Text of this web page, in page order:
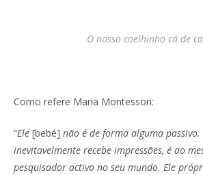
O nosso coelhinho cá de
Como refere Maria Montessori:
“Ele [bebé] não é de forma alguma
inevitavelmente recebe impressões, é ao
pesquisador activo no seu mundo. Ele